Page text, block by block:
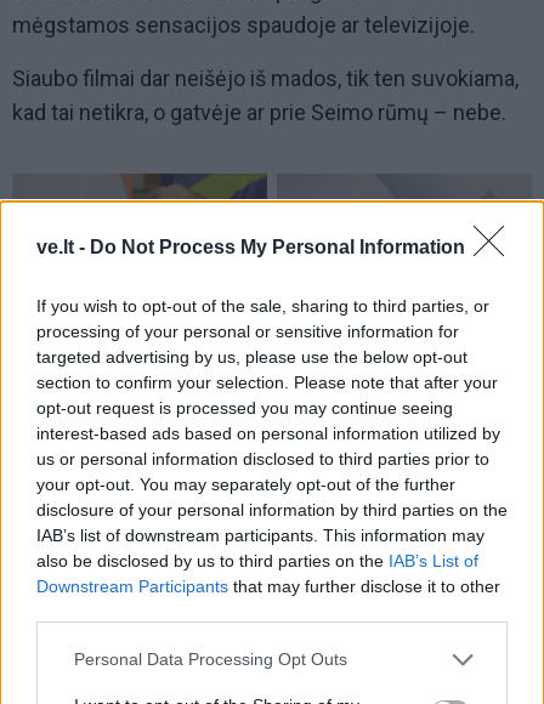
ve.lt - Do Not Process My Personal Information
If you wish to opt-out of the sale, sharing to third parties, or
processing of your personal or sensitive information for
targeted advertising by us, please use the below opt-out
section to confirm your selection. Please note that after your
opt-out request is processed you may continue seeing
interest-based ads based on personal information utilized by
us or personal information disclosed to third parties prior to
your opt-out. You may separately opt-out of the further
disclosure of your personal information by third parties on the
IAB’s list of downstream participants. This information may
also be disclosed by us to third parties on the IAB’s List of
Downstream Participants that may further disclose it to other
Personal Data Processing Opt Outs
mėgstamos sensacijos spaudoje ar televizijoje.
Siaubo filmai dar neišėjo iš mados, tik ten suvokiama,
kad tai netikra, o gatvėje ar prie Seimo rūmų – nebe.
Jūros šventę anksčiau
puošęs Anatolijus
Klemencovas: gal jau
užtenka
Ar Lietuvoje gyventi
brangu?
Šiuo metu skaitomiausi